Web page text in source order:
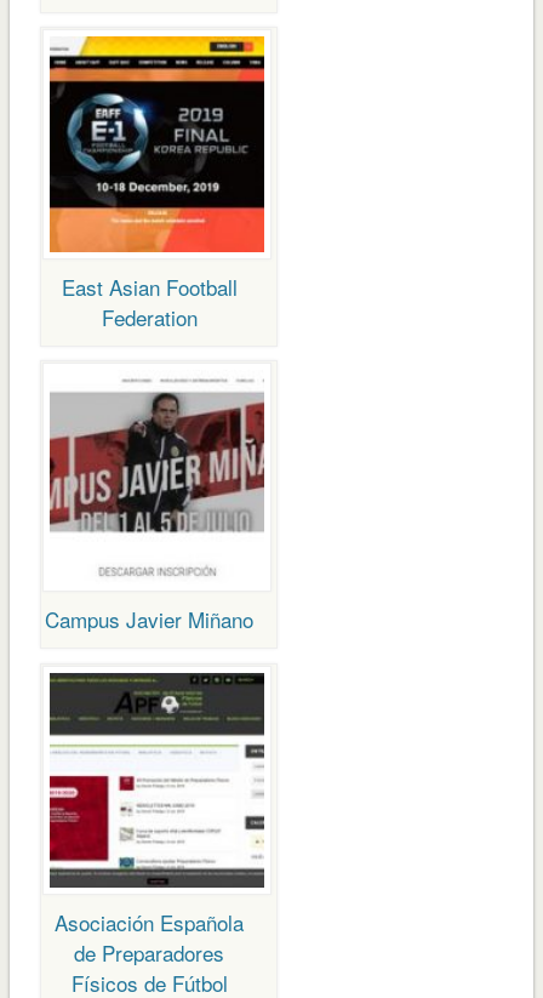
East Asian Football
Federation
Campus Javier Miñano
Asociación Española
de Preparadores
Físicos de Fútbol